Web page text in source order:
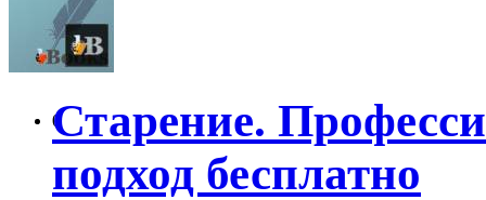
0Старение.
подход бесплатно